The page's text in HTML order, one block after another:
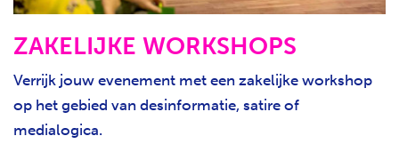
ZAKELIJKE WORKSHOPS
Verrijk jouw evenement met een zakelijke workshop
op het gebied van desinformatie, satire of
medialogica.